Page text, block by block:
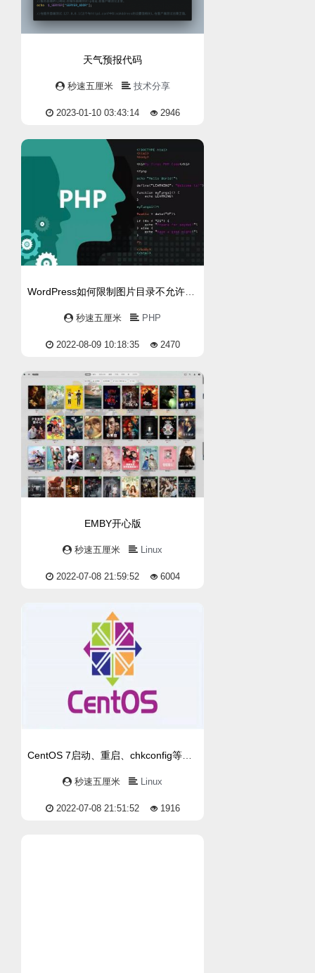
天气预报代码
秒速五厘米 技术分享
2023-01-10 03:43:14 2946
秒速五厘米 PHP
2022-08-09 10:18:35 2470
EMBY开心版
秒速五厘米 Linux
2022-07-08 21:59:52 6004
秒速五厘米 Linux
2022-07-08 21:51:52 1916